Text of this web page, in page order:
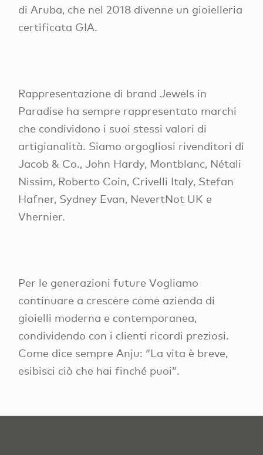
di Aruba, che nel 2018 divenne un gioielleria
certificata GIA.
Rappresentazione di brand Jewels in
Paradise ha sempre rappresentato marchi
che condividono i suoi stessi valori di
artigianalità. Siamo orgogliosi rivenditori di
Jacob & Co., John Hardy, Montblanc, Nétali
Nissim, Roberto Coin, Crivelli Italy, Stefan
Hafner, Sydney Evan, NevertNot UK e
Vhernier.
Per le generazioni future Vogliamo
continuare a crescere come azienda di
gioielli moderna e contemporanea,
condividendo con i clienti ricordi preziosi.
Come dice sempre Anju: “La vita è breve,
esibisci ciò che hai finché puoi”.